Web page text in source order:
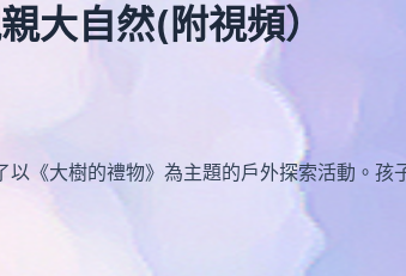
大自然(附視頻）
大樹的禮物》為主題的戶外探索活動。孩